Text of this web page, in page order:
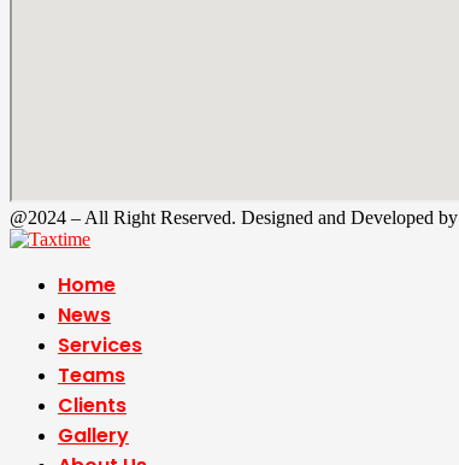
@2024 – All Right Reserved. Designed and Developed by
Home
News
Services
Teams
Clients
Gallery